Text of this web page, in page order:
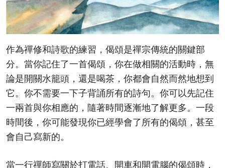
作為禪修和詩歌的練習，偈頌是禪宗傳統的關鍵部
分。當你記住了一首偈頌，你在做相關的活動時，無
論是開關水籠頭，還是喝茶，你都會自然而然地想到
它。你不需要一下子背誦所有的詩句。你可以先記住
一兩首與你相應的，隨著時間逐漸地了解更多。一段
時間後，你可能發現你已經學會了所有的偈頌，甚至
會自己寫新的。
當一行禪師寫關於打電話、開車和開電腦的偈頌時，